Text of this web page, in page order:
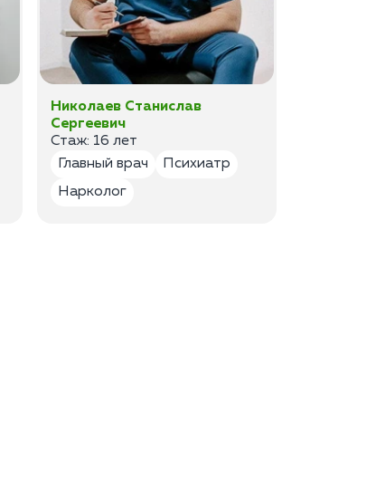
Николаев Станислав
Сергеевич
Стаж: 16 лет
Главный врач
Психиатр
Нарколог